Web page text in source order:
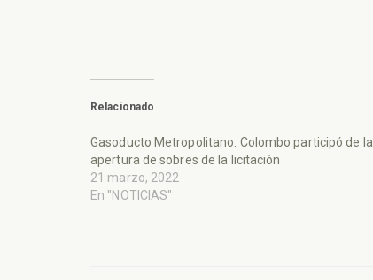
Relacionado
Gasoducto Metropolitano: Colombo participó de la
apertura de sobres de la licitación
21 marzo, 2022
En "NOTICIAS"